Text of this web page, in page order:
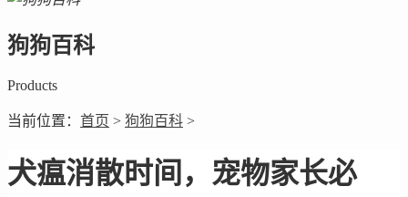
狗狗百科
Products
当前位置： 首页 > 狗狗百科 >
犬瘟消散时间，宠物家长必